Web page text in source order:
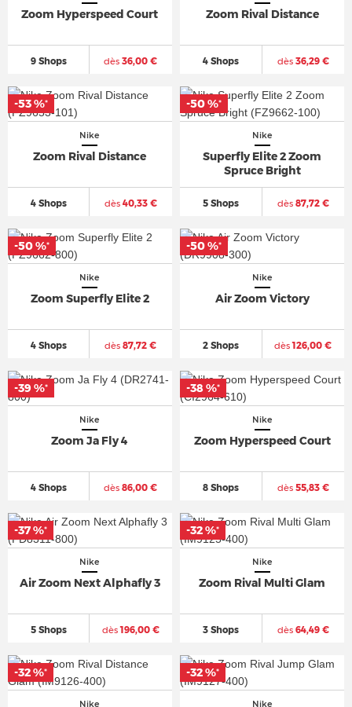
Zoom Hyperspeed Court
9 Shops dès 36,00 €
Zoom Rival Distance
4 Shops dès36,29 €
Nike
Zoom Rival Distance
4 Shops dès40,33 €
-53 %*
Nike
Superfly Elite 2 Zoom
Spruce Bright
5 Shops dès87,72 €
-50 %*
Nike
Zoom Superfly Elite 2
4 Shops dès 87,72 €
-50 %*
Nike
Air Zoom Victory
2 Shops dès126,00 €
-50 %*
Nike
Zoom Ja Fly 4
4 Shops dès 86,00 €
-39 %*
Nike
Zoom Hyperspeed Court
8 Shops dès55,83 €
-38 %*
Nike
Air Zoom Next Alphafly 3
5 Shops dès196,00 €
-37 %*
Nike
Zoom Rival Multi Glam
3 Shops dès64,49 €
-32 %*
Nike
-32 %*
Nike
-32 %*